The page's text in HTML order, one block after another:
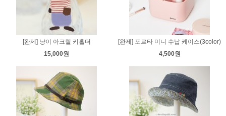
[완제] 냥이 아크릴 키홀더
15,000원
[완제] 포르타 미니 수납 케이스(3color)
4,500원